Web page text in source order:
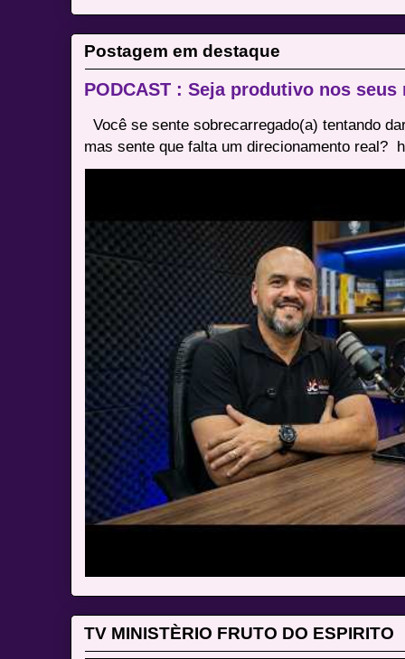
Postagem em destaque
PODCAST : Seja produtivo nos seus
Você se sente sobrecarregado(a) tentando
mas sente que falta um direcionamento real?
TV MINISTÈRIO FRUTO DO ESPIRITO